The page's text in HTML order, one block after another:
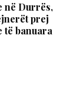
në Durrës,
prej
të banuara